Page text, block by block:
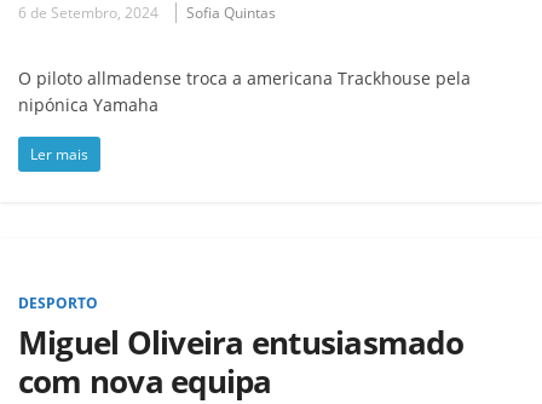
6 de Setembro, 2024 Sofia Quintas
O piloto allmadense troca a americana Trackhouse pela
nipónica Yamaha
Ler mais
DESPORTO
Miguel Oliveira entusiasmado
com nova equipa